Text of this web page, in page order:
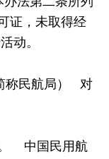
证，未取得经
动。
称民航局） 对
。 中国民用航